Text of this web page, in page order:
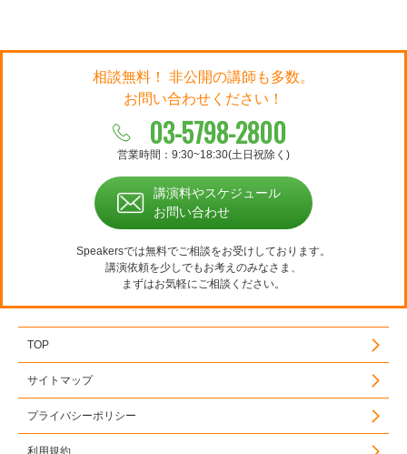
相談無料！ 非公開の講師も多数。
お問い合わせください！
03-5798-2800
営業時間：9:30~18:30(土日祝除く)
講演料やスケジュール
お問い合わせ
Speakersでは無料でご相談をお受けしております。
講演依頼を少しでもお考えのみなさま、
まずはお気軽にご相談ください。
TOP
サイトマップ
プライバシーポリシー